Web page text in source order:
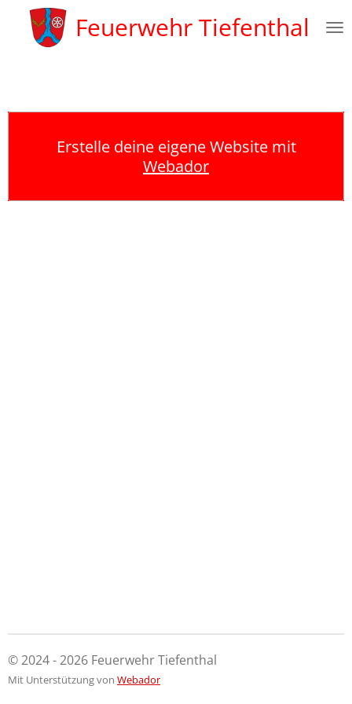
Zum
Hauptinhalt
Feuerwehr Tiefenthal
Erstelle deine eigene Website mit
Webador
© 2024 - 2026 Feuerwehr Tiefenthal
Mit Unterstützung von Webador